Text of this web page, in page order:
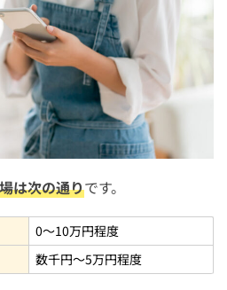
は次の通りです。
0～10万円程度
数千円～5万円程度